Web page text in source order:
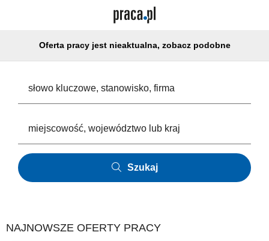
Oferta pracy jest nieaktualna, zobacz podobne
Szukaj
NAJNOWSZE OFERTY PRACY